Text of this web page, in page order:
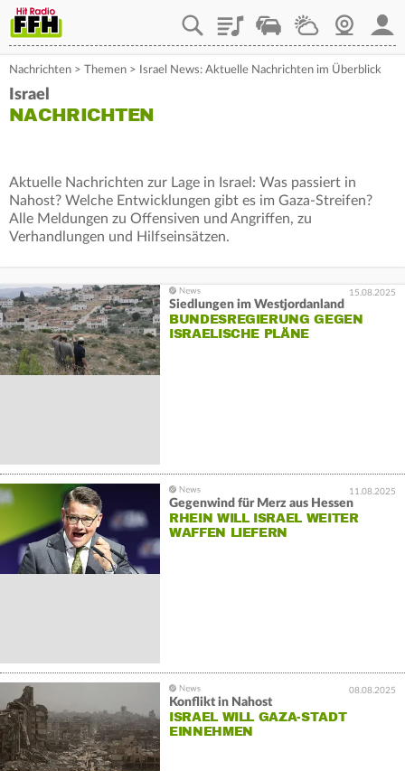
PlaylistStaupilotWetterWebcam
Nachrichten > Themen > Israel News: Aktuelle Nachrichten im Überblick
Israel
NACHRICHTEN
Aktuelle Nachrichten zur Lage in Israel: Was passiert in
Nahost? Welche Entwicklungen gibt es im Gaza-Streifen?
Alle Meldungen zu Offensiven und Angriffen, zu
Verhandlungen und Hilfseinsätzen.
15.08.2025
Siedlungen im Westjordanland
BUNDESREGIERUNG GEGEN
ISRAELISCHE PLÄNE
11.08.2025
Gegenwind für Merz aus Hessen
RHEIN WILL ISRAEL WEITER
WAFFEN LIEFERN
08.08.2025
Konflikt in Nahost
ISRAEL WILL GAZA-STADT
EINNEHMEN